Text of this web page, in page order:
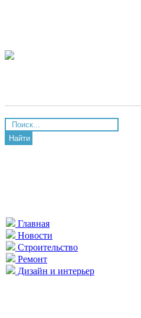
Найти
Главная
Новости
Строительство
Ремонт
Дизайн и интерьер